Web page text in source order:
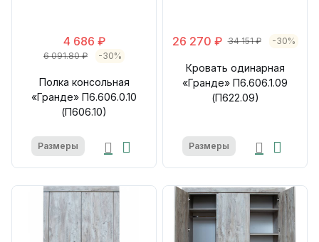
4 686 ₽
6 091.80 ₽ -30%
Полка консольная
«Гранде» П6.606.0.10
(П606.10)
Размеры
26 270 ₽ 34 151 ₽ -30%
Кровать одинарная
«Гранде» П6.606.1.09
(П622.09)
Размеры